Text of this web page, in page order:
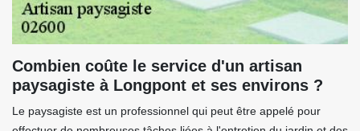
Combien coûte le service d'un artisan
paysagiste à Longpont et ses environs ?
Le paysagiste est un professionnel qui peut être appelé pour